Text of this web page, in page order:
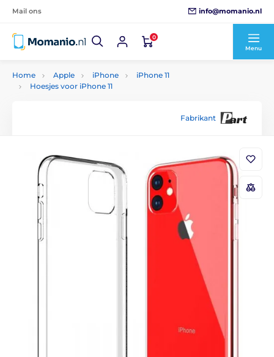
Mail ons info@momanio.nl
0
Menu
Home Apple iPhone
iPhone 11
Hoesjes voor iPhone 11
Fabrikant